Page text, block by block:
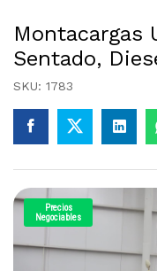
Montacargas
Sentado,
SKU: 1783
Precios
Negociables